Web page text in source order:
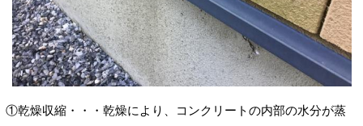
①乾燥収縮・・・乾燥により、コンクリートの内部の水分が蒸